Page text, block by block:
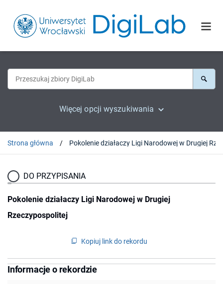
Więcej opcji wyszukiwania
Strona główna
DO PRZYPISANIA
Pokolenie działaczy Ligi Narodowej w Drugiej
Rzeczypospolitej
Kopiuj link do rekordu
Informacje o rekordzie